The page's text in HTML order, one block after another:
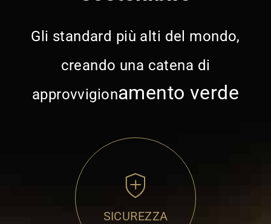
Gli standard più alti del mondo,
creando una catena di
approvvigionamento verde
SICUREZZA